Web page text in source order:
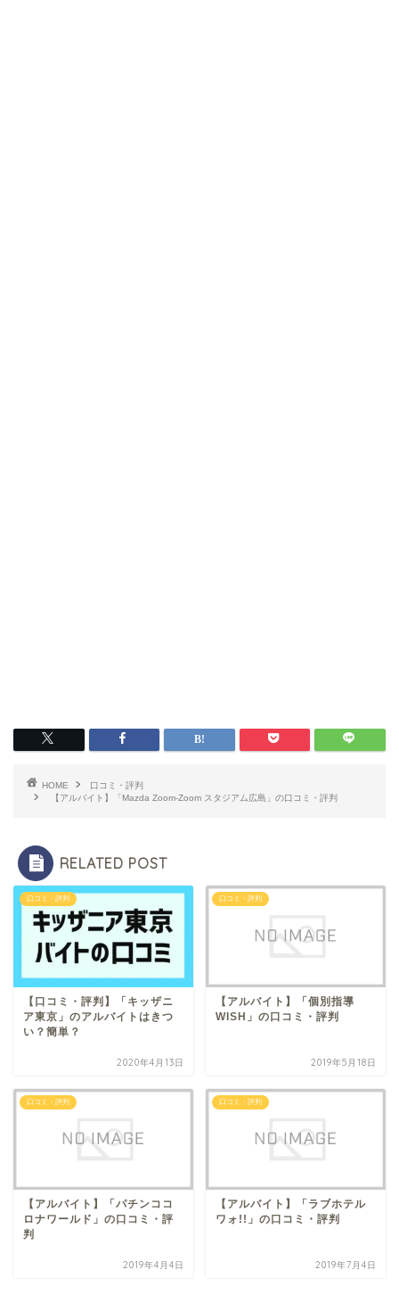
HOME
口コミ・評判
【アルバイト】「Mazda Zoom-Zoom スタジアム広島」の口コミ・評判
RELATED POST
口コミ・評判
【口コミ・評判】「キッザニ
ア東京」のアルバイトはきつ
い？簡単？
2020年4月13日
口コミ・評判
【アルバイト】「個別指導
WISH」の口コミ・評判
2019年5月18日
口コミ・評判
【アルバイト】「パチンココ
ロナワールド」の口コミ・評
判
2019年4月4日
口コミ・評判
【アルバイト】「ラブホテル
ワォ!!」の口コミ・評判
2019年7月4日